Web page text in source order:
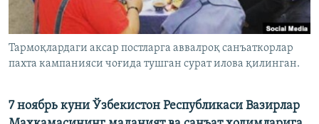
Тармоқлардаги аксар постларга аввалроқ санъаткорлар
пахта кампанияси чоғида тушган сурат илова қилинган.
7 ноябрь куни Ўзбекистон Республикаси Вазирлар